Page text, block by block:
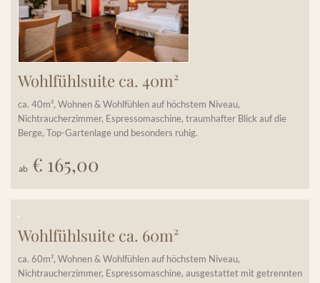
Wohlfühlsuite ca. 40m²
ca. 40m², Wohnen & Wohlfühlen auf höchstem Niveau,
Nichtraucherzimmer, Espressomaschine, traumhafter Blick auf die
Berge, Top-Gartenlage und besonders ruhig.
ab € 165,00
Wohlfühlsuite ca. 60m²
ca. 60m², Wohnen & Wohlfühlen auf höchstem Niveau,
Nichtraucherzimmer, Espressomaschine, ausgestattet mit getrennten